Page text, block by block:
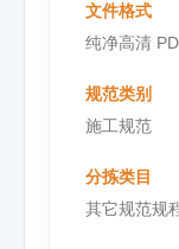
文件格式
纯净高清
规范类别
施工规范
分拣类目
其它规范规